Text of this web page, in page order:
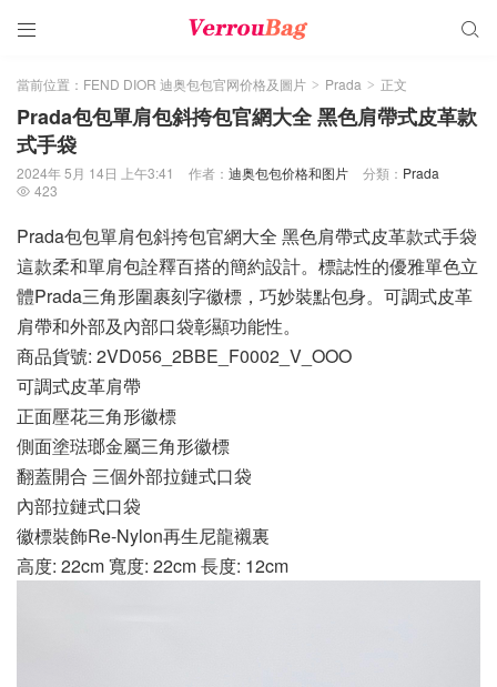
 
當前位置： FEND DIOR 迪奥包包官网价格及圖片 > Prada > 正文
Prada包包單肩包斜挎包官網大全 黑色肩帶式皮革款
式手袋
2024年 5月 14日 上午3:41 作者： 迪奥包包价格和图片 分類： Prada
 423
Prada包包單肩包斜挎包官網大全 黑色肩帶式皮革款式手袋
這款柔和單肩包詮釋百搭的簡約設計。標誌性的優雅單色立
體Prada三角形圍裹刻字徽標，巧妙裝點包身。可調式皮革
肩帶和外部及內部口袋彰顯功能性。
商品貨號: 2VD056_2BBE_F0002_V_OOO
可調式皮革肩帶
正面壓花三角形徽標
側面塗琺瑯金屬三角形徽標
翻蓋開合 三個外部拉鏈式口袋
內部拉鏈式口袋
徽標裝飾Re-Nylon再生尼龍襯裏
高度: 22cm 寬度: 22cm 長度: 12cm